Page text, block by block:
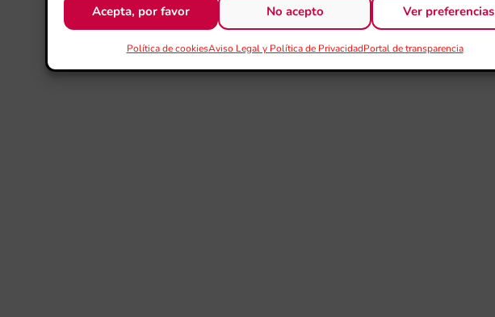
Acepta, por favor No acepto Ver preferencias
Política de cookiesAviso Legal y Política de PrivacidadPortal de transparencia